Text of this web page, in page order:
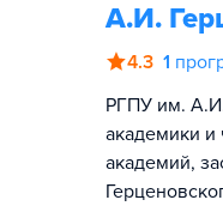
А.И.
4.3 1
РГПУ им.
академики
академий,